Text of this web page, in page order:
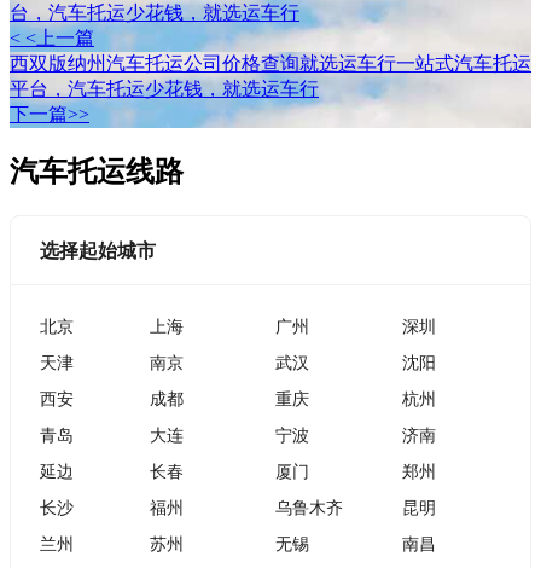
台，汽车托运少花钱，就选运车行
< <上一篇
西双版纳州汽车托运公司价格查询就选运车行一站式汽车托运
平台，汽车托运少花钱，就选运车行
下一篇>>
汽车托运线路
选择起始城市
北京 上海 广州
深圳
天津
南京 武汉
沈阳
西安
成都 重庆
杭州
青岛
大连 宁波
济南
延边
长春 厦门
郑州
长沙
福州 乌鲁木齐
昆明
兰州
苏州 无锡
南昌